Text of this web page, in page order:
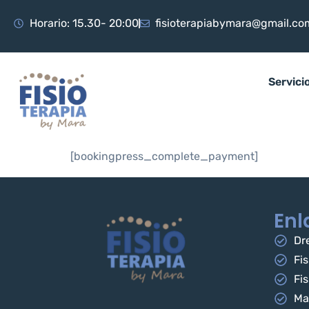
Horario: 15.30- 20:00
[bookingpress_complete_payment]